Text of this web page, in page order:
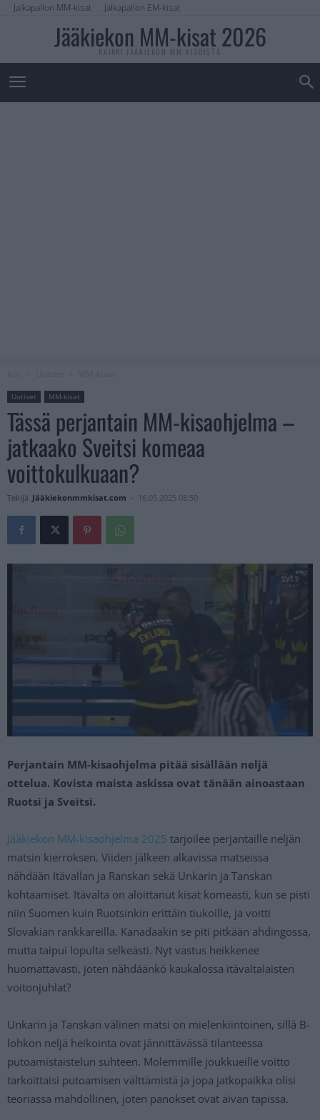
Jalkapallon MM-kisat Jalkapallon EM-kisat
Jääkiekon MM-kisat 2026
KAIKKI JÄÄKIEKON MM-KISOISTA
Uutiset MM-kisat
Tässä perjantain MM-kisaohjelma –
jatkaako Sveitsi komeaa
voittokulkuaan?
Tekijä Jääkiekonmmkisat.com - 16.05.2025 08:50
Perjantain MM-kisaohjelma pitää sisällään neljä
ottelua. Kovista maista askissa ovat tänään ainoastaan
Ruotsi ja Sveitsi.
Jääkiekon MM-kisaohjelma 2025 tarjoilee perjantaille neljän
matsin kierroksen. Viiden jälkeen alkavissa matseissa
nähdään Itävallan ja Ranskan sekä Unkarin ja Tanskan
kohtaamiset. Itävalta on aloittanut kisat komeasti, kun se pisti
niin Suomen kuin Ruotsinkin erittäin tiukoille, ja voitti
Slovakian rankkareilla. Kanadaakin se piti pitkään ahdingossa,
mutta taipui lopulta selkeästi. Nyt vastus heikkenee
huomattavasti, joten nähdäänkö kaukalossa itävaltalaisten
voitonjuhlat?
Unkarin ja Tanskan välinen matsi on mielenkiintoinen, sillä B-
lohkon neljä heikointa ovat jännittävässä tilanteessa
putoamistaistelun suhteen. Molemmille joukkueille voitto
tarkoittaisi putoamisen välttämistä ja jopa jatkopaikka olisi
teoriassa mahdollinen, joten panokset ovat aivan tapissa.